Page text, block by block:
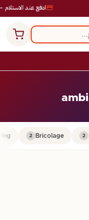
ادفع عند الاستلام
2
Bricolage
2